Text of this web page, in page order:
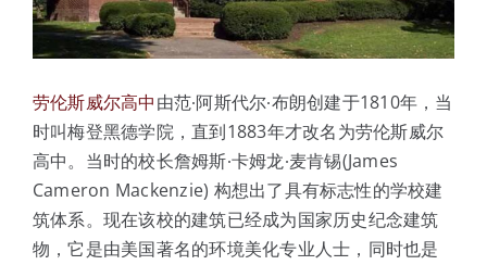
劳伦斯威尔高中由范∙阿斯代尔∙布朗创建于1810年，当
时叫梅登黑德学院，直到1883年才改名为劳伦斯威尔
高中。当时的校长詹姆斯∙卡姆龙∙麦肯锡(James
Cameron Mackenzie) 构想出了具有标志性的学校建
筑体系。现在该校的建筑已经成为国家历史纪念建筑
物，它是由美国著名的环境美化专业人士，同时也是